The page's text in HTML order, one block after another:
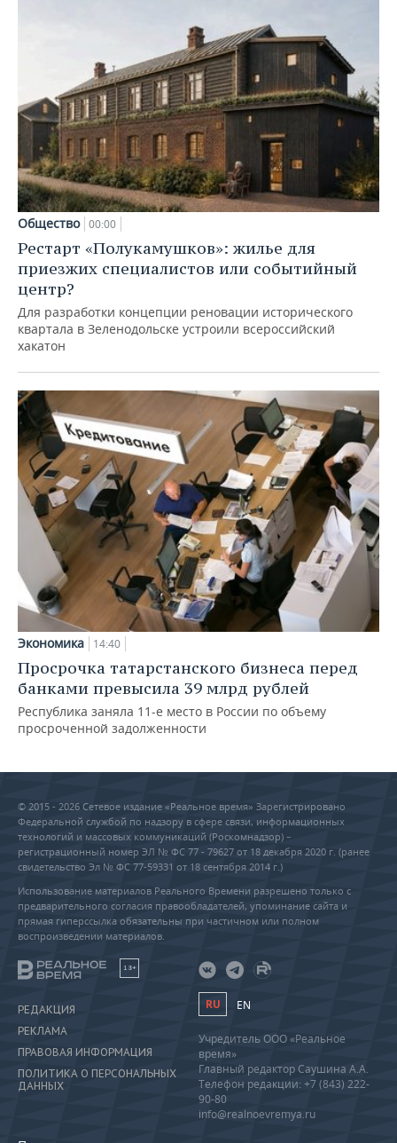
Общество 00:00
Рестарт «Полукамушков»: жилье для
приезжих специалистов или событийный
центр?
Для разработки концепции реновации исторического
квартала в Зеленодольске устроили всероссийский
хакатон
Экономика 14:40
Просрочка татарстанского бизнеса перед
банками превысила 39 млрд рублей
Республика заняла 11-е место в России по объему
просроченной задолженности
© 2015 - 2026 Сетевое издание «Реальное время» Зарегистрировано
Федеральной службой по надзору в сфере связи, информационных
технологий и массовых коммуникаций (Роскомнадзор) –
регистрационный номер ЭЛ № ФС 77 - 79627 от 18 декабря 2020 г. (ранее
свидетельство Эл № ФС 77-59331 от 18 сентября 2014 г.)
Использование материалов Реального Времени разрешено только с
предварительного согласия правообладателей, упоминание сайта и
прямая гиперссылка обязательны при частичном или полном
воспроизведении материалов.
18+
РЕДАКЦИЯ
РЕКЛАМА
ПРАВОВАЯ ИНФОРМАЦИЯ
ПОЛИТИКА О ПЕРСОНАЛЬНЫХ
ДАННЫХ
RU EN
Учредитель ООО «Реальное
время»
Главный редактор Саушина А.А.
Телефон редакции: +7 (843) 222-
90-80
info@realnoevremya.ru